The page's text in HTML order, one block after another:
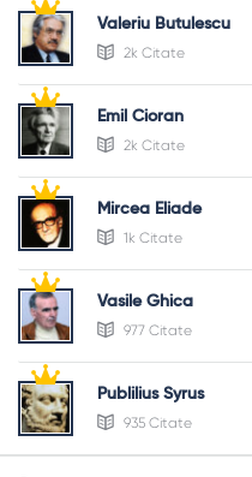
Valeriu Butulescu
2k Citate
Emil Cioran
2k Citate
Mircea Eliade
1k Citate
Vasile Ghica
977 Citate
Publilius Syrus
935 Citate